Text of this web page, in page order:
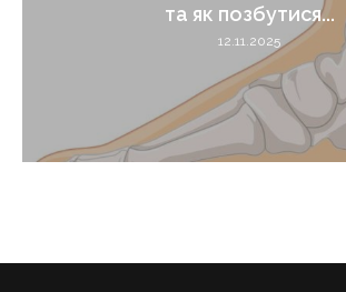
та як позбутися...
12.11.2025